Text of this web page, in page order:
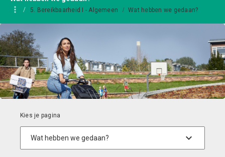
5. Bereikbaarheid I - Algemeen Wat hebben we gedaan?